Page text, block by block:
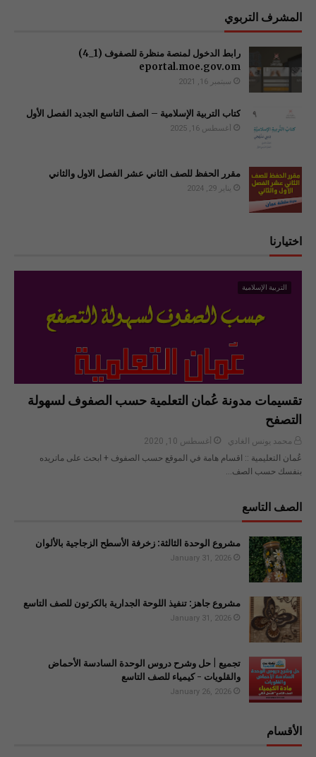
المشرف التربوي
رابط الدخول لمنصة منظرة للصفوف (1_4)
سبتمبر 16, 2021
كتاب التربية الإسلامية – الصف التاسع الجديد الفصل الأول
أغسطس 16, 2025
مقرر الحفظ للصف الثاني عشر الفصل الاول والثاني
يناير 29, 2024
اختيارنا
التربية الإسلامية
تقسيمات مدونة عُمان التعلمية حسب الصفوف لسهولة
التصفح
محمد يونس الغادي
أغسطس 10, 2020
عُمان التعليمية :: اقسام هامة في الموقع حسب الصفوف + ابحث على ماتريده
بنفسك حسب الصف…
الصف التاسع
مشروع الوحدة الثالثة: زخرفة الأسطح الزجاجية بالألوان
January 31, 2026
مشروع جاهز: تنفيذ اللوحة الجدارية بالكرتون للصف التاسع
January 31, 2026
تجميع | حل وشرح دروس الوحدة السادسة الأحماض
والقلويات - كيمياء للصف التاسع
January 26, 2026
الأقسام